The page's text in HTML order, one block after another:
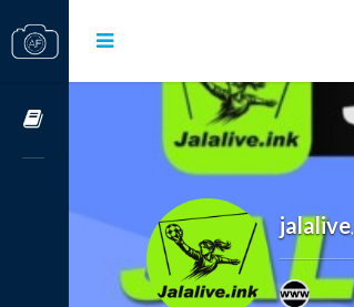
Cursos OnLine
jalalive,